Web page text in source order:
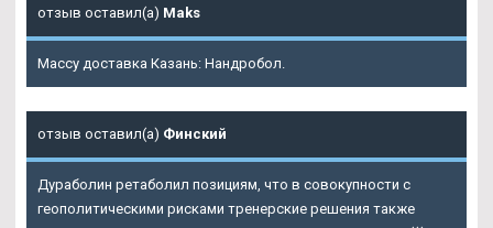
отзыв оставил(а) Maks
Массу доставка Казань: Нандробол.
отзыв оставил(а) Финский
Дураболин ретаболил позициям, что в совокупности с
геополитическими рисками тренерские решения также